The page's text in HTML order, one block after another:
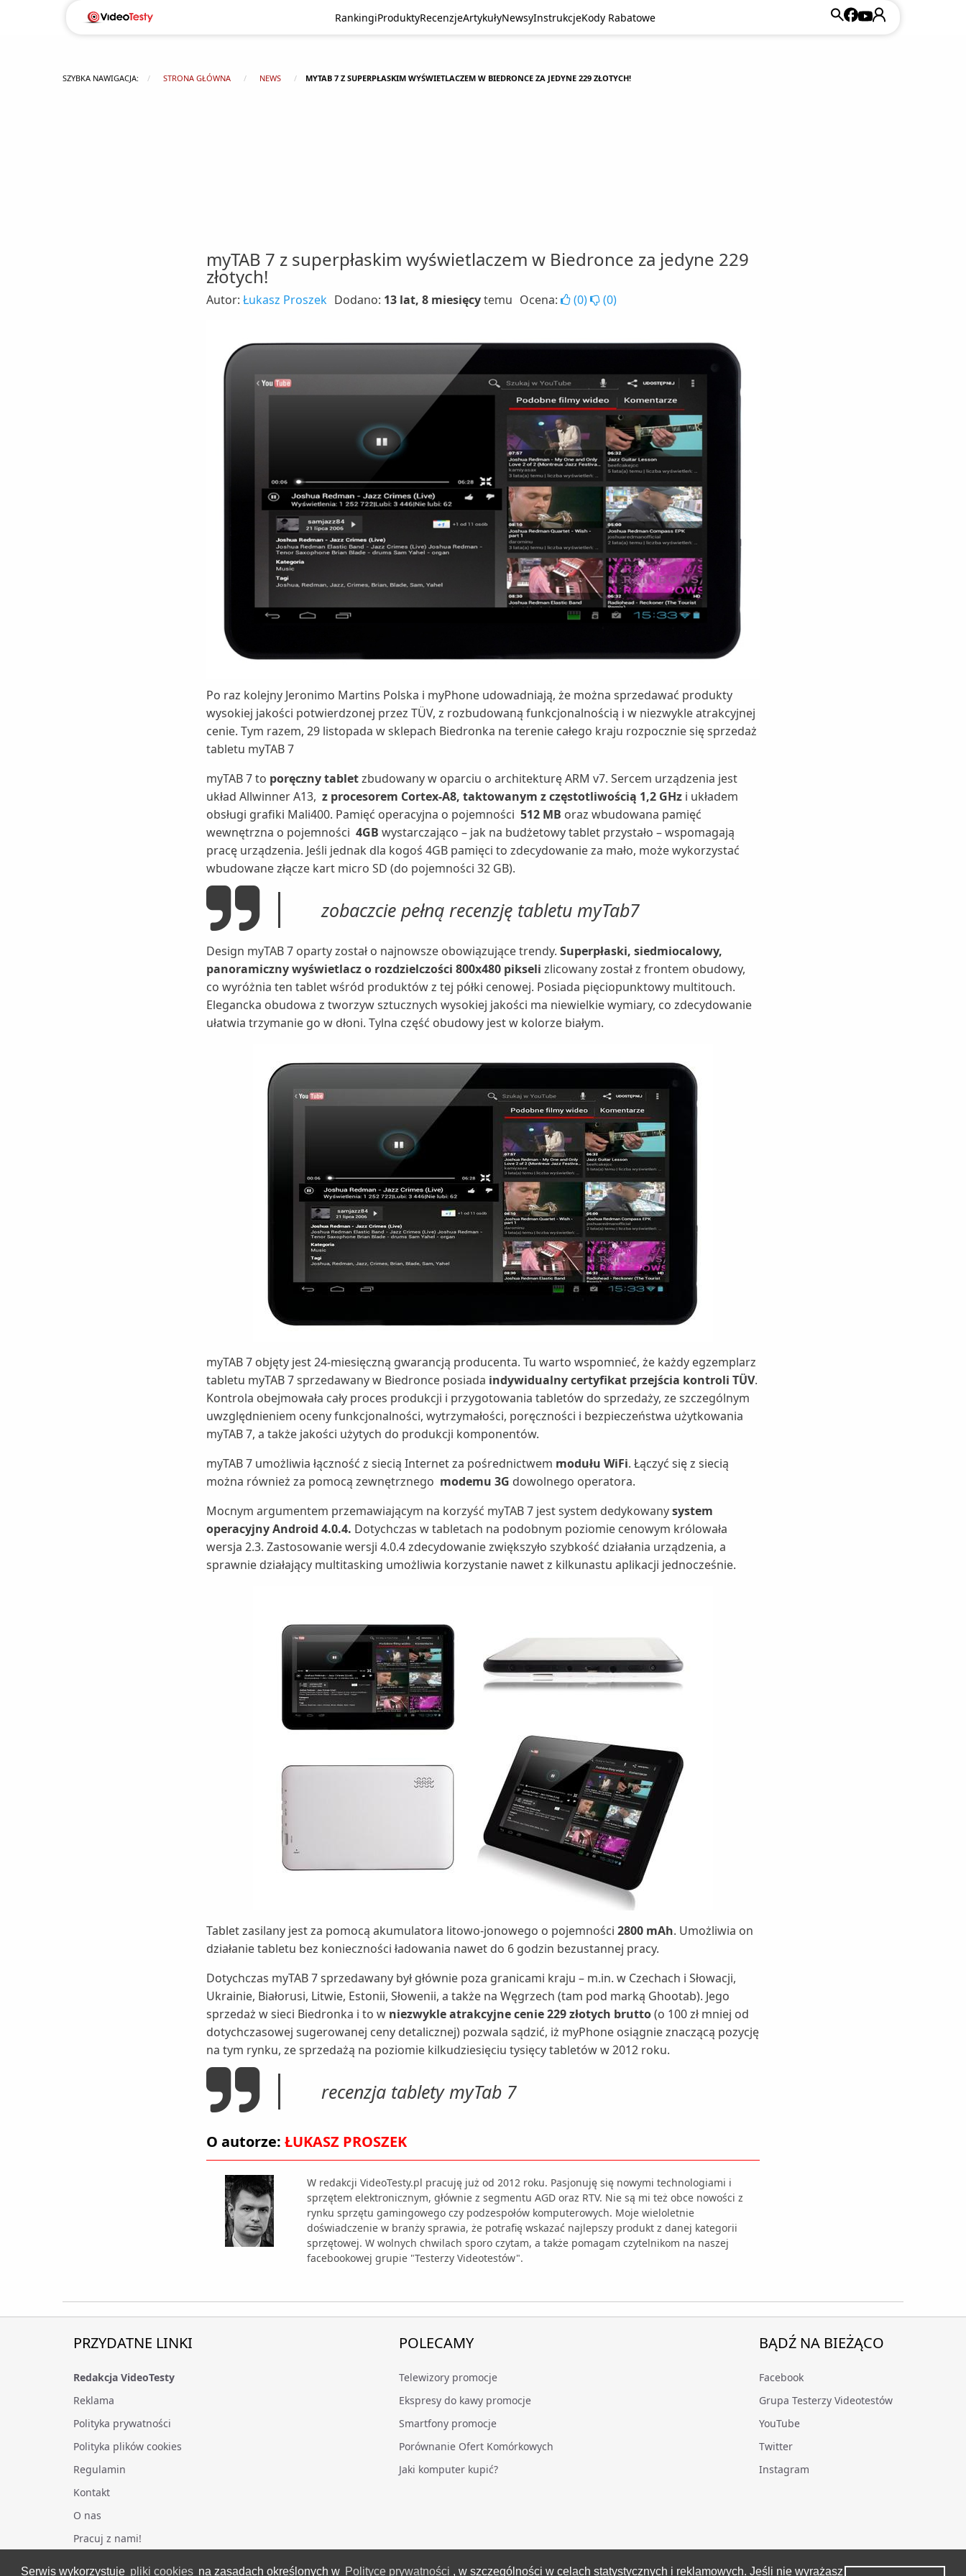
Serwis wykorzystuje pliki cookies na zasadach określonych w Polityce prywatności , w szczególności w celach statystycznych i reklamowych. Jeśli nie wyrażasz
RankingiProduktyRecenzjeArtykułyNewsyInstrukcjeKody Rabatowe
SZYBKA NAWIGACJA: STRONA GŁÓWNA NEWS MYTAB 7 Z SUPERPŁASKIM WYŚWIETLACZEM W BIEDRONCE ZA JEDYNE 229 ZŁOTYCH!
myTAB 7 z superpłaskim wyświetlaczem w Biedronce za jedyne 229
złotych!
Autor: Łukasz Proszek Dodano: 13 lat, 8 miesięcytemu Ocena: (0) (0)
Po raz kolejny Jeronimo Martins Polska i myPhone udowadniają, że można sprzedawać produkty
wysokiej jakości potwierdzonej przez TÜV, z rozbudowaną funkcjonalnością i w niezwykle atrakcyjnej
cenie. Tym razem, 29 listopada w sklepach Biedronka na terenie całego kraju rozpocznie się sprzedaż
tabletu myTAB 7
myTAB 7 to poręczny tabletzbudowany w oparciu o architekturę ARM v7. Sercem urządzenia jest
układ Allwinner A13, z procesorem Cortex-A8, taktowanym z częstotliwością 1,2 GHz i układem
obsługi grafiki Mali400. Pamięć operacyjna o pojemności 512 MB oraz wbudowana pamięć
wewnętrzna o pojemności 4GB wystarczająco – jak na budżetowy tablet przystało – wspomagają
pracę urządzenia. Jeśli jednak dla kogoś 4GB pamięci to zdecydowanie za mało, może wykorzystać
wbudowane złącze kart micro SD (do pojemności 32 GB).
zobaczcie pełną recenzję tabletu myTab7
Design myTAB 7 oparty został o najnowsze obowiązujące trendy. Superpłaski, siedmiocalowy,
panoramiczny wyświetlacz o rozdzielczości 800x480 pikseli zlicowany został z frontem obudowy,
co wyróżnia ten tablet wśród produktów z tej półki cenowej. Posiada pięciopunktowy multitouch.
Elegancka obudowa z tworzyw sztucznych wysokiej jakości ma niewielkie wymiary, co zdecydowanie
ułatwia trzymanie go w dłoni. Tylna część obudowy jest w kolorze białym.
myTAB 7 objęty jest 24-miesięczną gwarancją producenta. Tu warto wspomnieć, że każdy egzemplarz
tabletu myTAB 7 sprzedawany w Biedronce posiada indywidualny certyfikat przejścia kontroli TÜV.
Kontrola obejmowała cały proces produkcji i przygotowania tabletów do sprzedaży, ze szczególnym
uwzględnieniem oceny funkcjonalności, wytrzymałości, poręczności i bezpieczeństwa użytkowania
myTAB 7, a także jakości użytych do produkcji komponentów.
myTAB 7 umożliwia łączność z siecią Internet za pośrednictwem modułu WiFi. Łączyć się z siecią
można również za pomocą zewnętrznego modemu 3G dowolnego operatora.
Mocnym argumentem przemawiającym na korzyść myTAB 7 jest system dedykowanysystem
operacyjny Android 4.0.4. Dotychczas w tabletach na podobnym poziomie cenowym królowała
wersja 2.3. Zastosowanie wersji 4.0.4 zdecydowanie zwiększyło szybkość działania urządzenia, a
sprawnie działający multitasking umożliwia korzystanie nawet z kilkunastu aplikacji jednocześnie.
Tablet zasilany jest za pomocą akumulatora litowo-jonowego o pojemności 2800 mAh. Umożliwia on
działanie tabletu bez konieczności ładowania nawet do 6 godzin bezustannej pracy.
Dotychczas myTAB 7 sprzedawany był głównie poza granicami kraju – m.in. w Czechach i Słowacji,
Ukrainie, Białorusi, Litwie, Estonii, Słowenii, a także na Węgrzech (tam pod marką Ghootab). Jego
sprzedaż w sieci Biedronka i to w niezwykle atrakcyjne cenie 229 złotych brutto(o 100 zł mniej od
dotychczasowej sugerowanej ceny detalicznej) pozwala sądzić, iż myPhone osiągnie znaczącą pozycję
na tym rynku, ze sprzedażą na poziomie kilkudziesięciu tysięcy tabletów w 2012 roku.
recenzja tablety myTab 7
O autorze: ŁUKASZ PROSZEK
W redakcji VideoTesty.pl pracuję już od 2012 roku. Pasjonuję się nowymi technologiami i
sprzętem elektronicznym, głównie z segmentu AGD oraz RTV. Nie są mi też obce nowości z
rynku sprzętu gamingowego czy podzespołów komputerowych. Moje wieloletnie
doświadczenie w branży sprawia, że potrafię wskazać najlepszy produkt z danej kategorii
sprzętowej. W wolnych chwilach sporo czytam, a także pomagam czytelnikom na naszej
facebookowej grupie "Testerzy Videotestów".
PRZYDATNE LINKI
Redakcja VideoTesty
Reklama
Polityka prywatności
Polityka plików cookies
Regulamin
Kontakt
O nas
Pracuj z nami!
POLECAMY
Telewizory promocje
Ekspresy do kawy promocje
Smartfony promocje
Porównanie Ofert Komórkowych
Jaki komputer kupić?
BĄDŹ NA BIEŻĄCO
Facebook
Grupa Testerzy Videotestów
YouTube
Twitter
Instagram